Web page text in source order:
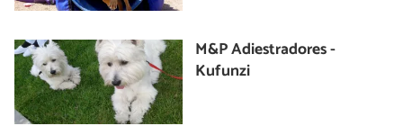
M&P Adiestradores -
Kufunzi